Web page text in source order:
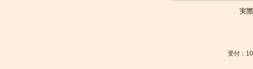
実
受付：